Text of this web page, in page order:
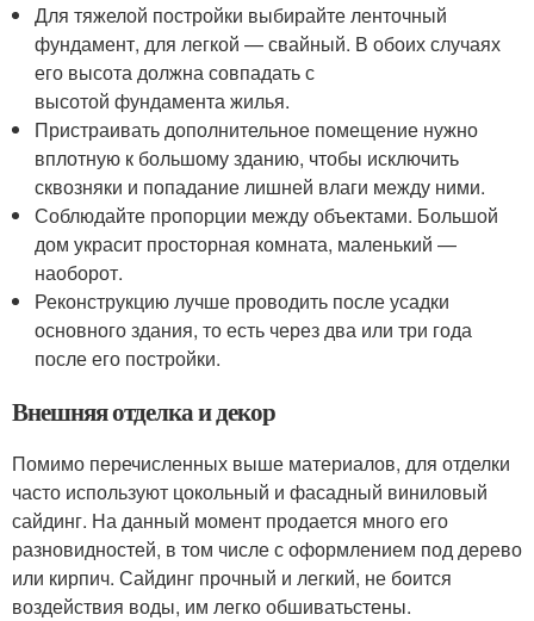
Для тяжелой постройки выбирайте ленточный
фундамент, для легкой — свайный. В обоих случаях
его высота должна совпадать с
высотой фундамента жилья.
Пристраивать дополнительное помещение нужно
вплотную к большому зданию, чтобы исключить
сквозняки и попадание лишней влаги между ними.
Соблюдайте пропорции между объектами. Большой
дом украсит просторная комната, маленький —
наоборот.
Реконструкцию лучше проводить после усадки
основного здания, то есть через два или три года
после его постройки.
Внешняя отделка и декор
Помимо перечисленных выше материалов, для отделки
часто используют цокольный и фасадный виниловый
сайдинг. На данный момент продается много его
разновидностей, в том числе с оформлением под дерево
или кирпич. Сайдинг прочный и легкий, не боится
воздействия воды, им легко обшиватьстены.